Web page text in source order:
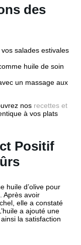
des
salades estivales
huile de soin
un massage aux
nos recettes et
à vos plats
Positif
huile d’olive pour
Après avoir
elle a constaté
a ajouté une
la satisfaction